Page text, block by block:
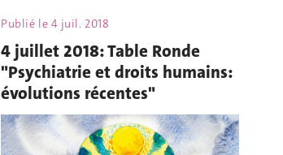
Publié le 4 juil. 2018
4 juillet 2018: Table Ronde
"Psychiatrie et droits humains:
évolutions récentes"